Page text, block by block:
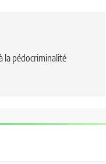
la pédocriminalité